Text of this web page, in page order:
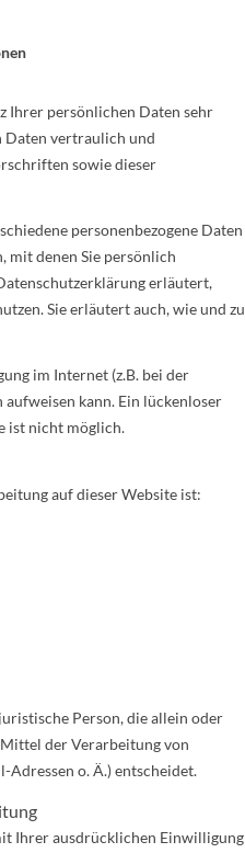
Ihrer persönlichen Daten sehr
Daten vertraulich und
sowie dieser
personenbezogene Daten
mit denen Sie persönlich
erläutert,
Sie erläutert auch, wie und zu
im Internet (z.B. bei der
kann. Ein lückenloser
ist nicht möglich.
auf dieser Website ist:
Person, die allein oder
der Verarbeitung von
Adressen o. Ä.) entscheidet.
Ihrer ausdrücklichen Einwilligung